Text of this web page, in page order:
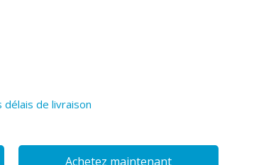
de livraison
Achetez maintenant